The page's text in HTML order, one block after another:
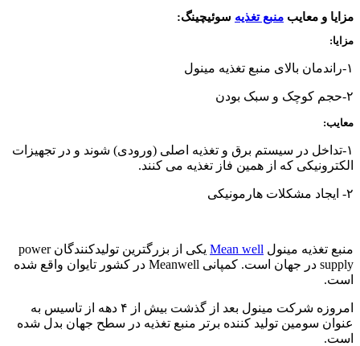
مزایا و معایب منبع تغذیه سوئیچینگ:
مزایا:
۱-راندمان بالای منبع تغذیه مینول
۲-حجم کوچک و سبک بودن
معایب:
۱-تداخل در سیستم برق و تغذیه اصلی (ورودی) شوند و در تجهیزات
الکترونیکی که از همین فاز تغذیه می کنند.
۲- ایجاد مشکلات هارمونیکی
منبع تغذیه مینول Mean well
یکی از بزرگترین تولیدکنندگان power
supply در جهان است. کمپانی Meanwell در کشور تایوان واقع شده
است.
امروزه شرکت مینول بعد از گذشت بیش از ۴ دهه از تاسیس به
عنوان سومین تولید کننده برتر منبع تغذیه در سطح جهان بدل شده
است.